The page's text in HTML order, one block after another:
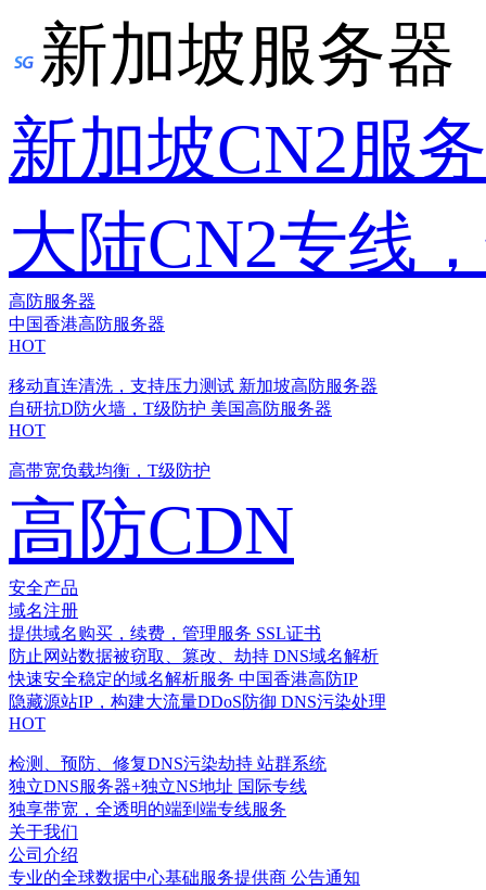
新加坡服务器
新加坡CN2服
大陆CN2专线
高防服务器
中国香港高防服务器
HOT
移动直连清洗，支持压力测试 新加坡高防服务器
自研抗D防火墙，T级防护 美国高防服务器
HOT
高带宽负载均衡，T级防护
高防CDN
安全产品
域名注册
提供域名购买，续费，管理服务 SSL证书
防止网站数据被窃取、篡改、劫持 DNS域名解析
快速安全稳定的域名解析服务 中国香港高防IP
隐藏源站IP，构建大流量DDoS防御 DNS污染处理
HOT
检测、预防、修复DNS污染劫持 站群系统
独立DNS服务器+独立NS地址 国际专线
独享带宽，全透明的端到端专线服务
关于我们
公司介绍
专业的全球数据中心基础服务提供商 公告通知